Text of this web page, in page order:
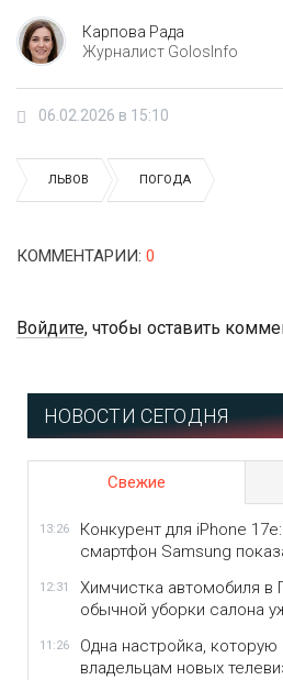
Карпова Рада
Журналист GolosInfo
06.02.2026 в 15:10
ЛЬВОВ ПОГОДА
КОММЕНТАРИИ: 0
Войдите, чтобы оставить
НОВОСТИ СЕГОДНЯ
Свежие
13:26
Конкурент для iPhone
смартфон Samsung
12:31
Химчистка автомобиля в
обычной уборки салона
11:26
Одна настройка,
владельцам новых